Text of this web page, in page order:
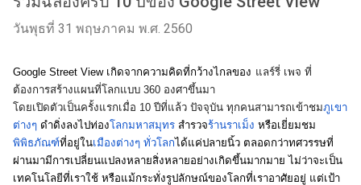
วันพุธที่ 31 พฤษภาคม พ.ศ. 2560
Google Street View เกิดจากความคิดที่กว้างไกลของ แลร์รี่ เพจ ที่
ต้องการสร้างแผนที่โลกแบบ 360 องศาขึ้นมา
โดยเปิดตัวเป็นครั้งแรกเมื่อ 10 ปีที่แล้ว ปัจจุบัน ทุกคนสามารถเข้าชมภูเขา
ต่างๆ ดำดิ่งลงไปท่องโลกมหาสมุทร สำรวจร้านราเม็ง หรือเยี่ยมชม
พิพิธภัณฑ์ที่อยู่ในเมืองต่างๆ ทั่วโลกได้แค่ปลายนิ้ว ตลอดกว่าทศวรรษที่
ผ่านมามีการเปลี่ยนแปลงหลายสิ่งหลายอย่างเกิดขึ้นมากมาย ไม่ว่าจะเป็น
เทคโนโลยีที่เราใช้ หรือแม้กระทั่งรูปลักษณ์ของโลกที่เราอาศัยอยู่ แต่เป้า